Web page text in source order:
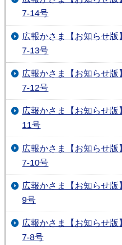
7-14号
広報かさま【お知らせ
7-13号
広報かさま【お知らせ
7-12号
広報かさま【お知らせ
11号
広報かさま【お知らせ
7-10号
広報かさま【お知らせ
9号
広報かさま【お知らせ
7-8号